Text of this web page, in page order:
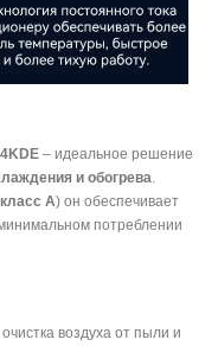
– идеальное решение
и обогрева.
класс А) он обеспечивает
потреблении
воздуха от пыли и